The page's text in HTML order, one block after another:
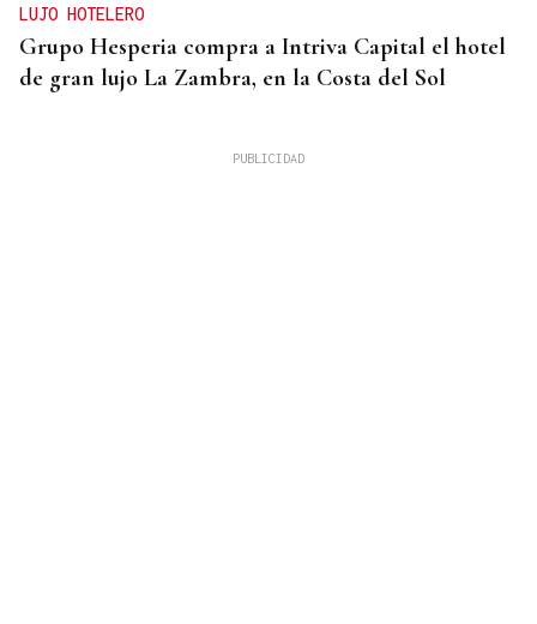
LUJO HOTELERO
Grupo Hesperia compra a Intriva Capital el hotel
de gran lujo La Zambra, en la Costa del Sol